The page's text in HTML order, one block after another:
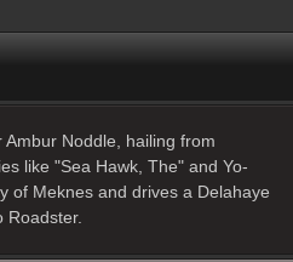
Noddle, hailing from
like "Sea Hawk, The" and Yo-
of Meknes and drives a Delahaye
Roadster.